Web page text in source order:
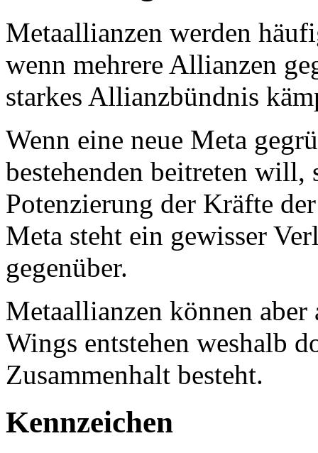
Metaallianzen werden
wenn mehrere Allianzen
starkes Allianzbündnis
Wenn eine neue Meta
bestehenden beitreten
Potenzierung der Kräfte
Meta steht ein gewisser
gegenüber.
Metaallianzen können
Wings entstehen weshalb
Zusammenhalt besteht.
Kennzeichen